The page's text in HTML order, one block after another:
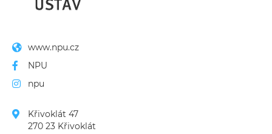
www.npu.cz
NPU
npu
Křivoklát 47
270 23 Křivoklát